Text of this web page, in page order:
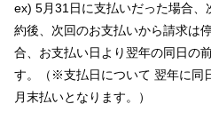
ex) 5月31日に支払いだった場合
約後、次回のお支払いから請求は
合、お支払い日より翌年の同日の
す。（※支払日について 翌年に同
月末払いとなります。）